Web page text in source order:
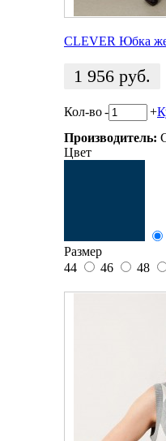
CLEVER Юбка
1 956 руб.
Кол-во- +
Производитель:
Цвет
Размер
44
46 48